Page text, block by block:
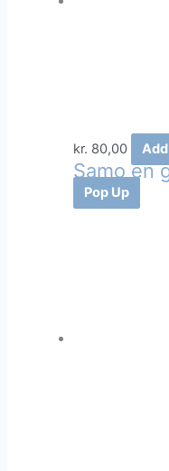
kr. 80,00
Samo en
Pop Up